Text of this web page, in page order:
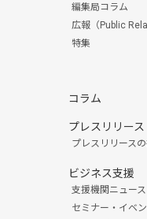
編集局コラム
広報（Public
特集
コラム
プレスリリース
プレスリリース
ビジネス支援
支援機関ニュース
セミナー・イベ